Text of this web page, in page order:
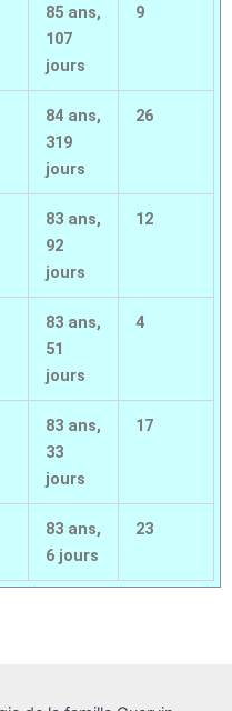
85 ans,
107
jours
9
84 ans,
319
jours
26
83 ans,
92
jours
12
83 ans,
51
jours
4
83 ans,
33
jours
17
83 ans,
6 jours
23